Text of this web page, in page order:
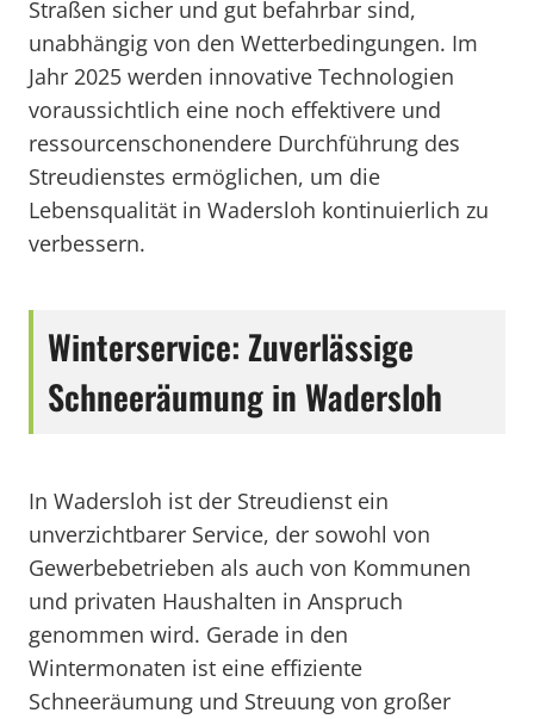
Straßen sicher und gut befahrbar sind,
unabhängig von den Wetterbedingungen. Im
Jahr 2025 werden innovative Technologien
voraussichtlich eine noch effektivere und
ressourcenschonendere Durchführung des
Streudienstes ermöglichen, um die
Lebensqualität in Wadersloh kontinuierlich zu
verbessern.
Winterservice: Zuverlässige
Schneeräumung in Wadersloh
In Wadersloh ist der Streudienst ein
unverzichtbarer Service, der sowohl von
Gewerbebetrieben als auch von Kommunen
und privaten Haushalten in Anspruch
genommen wird. Gerade in den
Wintermonaten ist eine effiziente
Schneeräumung und Streuung von großer